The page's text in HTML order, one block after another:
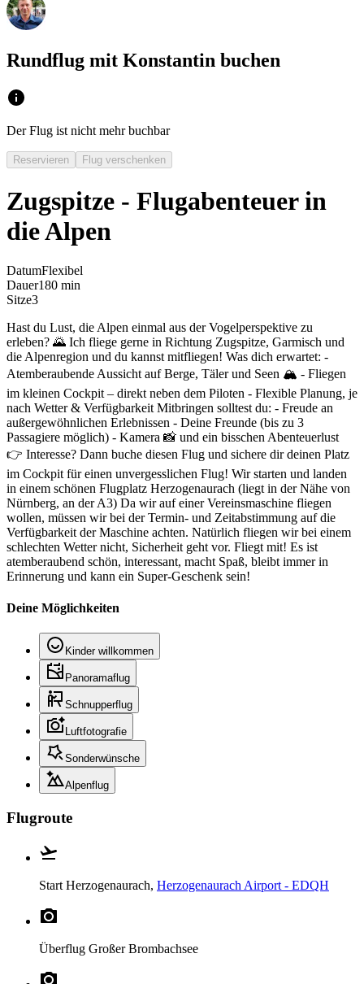
Rundflug mit Konstantin buchen
Der Flug ist nicht mehr buchbar
Reservieren Flug verschenken
Zugspitze - Flugabenteuer in
die Alpen
DatumFlexibel
Dauer180 min
Sitze3
Hast du Lust, die Alpen einmal aus der Vogelperspektive zu
erleben? 🌄 Ich fliege gerne in Richtung Zugspitze, Garmisch und
die Alpenregion und du kannst mitfliegen! Was dich erwartet: -
Atemberaubende Aussicht auf Berge, Täler und Seen 🏔️ - Fliegen
im kleinen Cockpit – direkt neben dem Piloten - Flexible Planung, je
nach Wetter & Verfügbarkeit Mitbringen solltest du: - Freude an
außergewöhnlichen Erlebnissen - Deine Freunde (bis zu 3
Passagiere möglich) - Kamera 📸 und ein bisschen Abenteuerlust
👉 Interesse? Dann buche diesen Flug und sichere dir deinen Platz
im Cockpit für einen unvergesslichen Flug! Wir starten und landen
in einem schönen Flugplatz Herzogenaurach (liegt in der Nähe von
Nürnberg, an der A3) Da wir auf einer Vereinsmaschine fliegen
wollen, müssen wir bei der Termin- und Zeitabstimmung auf die
Verfügbarkeit der Maschine achten. Natürlich fliegen wir bei einem
schlechten Wetter nicht, Sicherheit geht vor. Fliegt mit! Es ist
atemberaubend schön, interessant, macht Spaß, bleibt immer in
Erinnerung und kann ein Super-Geschenk sein!
Deine Möglichkeiten
Kinder willkommen
Panoramaflug
Schnupperflug
Luftfotografie
Sonderwünsche
Alpenflug
Flugroute
Start Herzogenaurach, Herzogenaurach Airport - EDQH
Überflug Großer Brombachsee